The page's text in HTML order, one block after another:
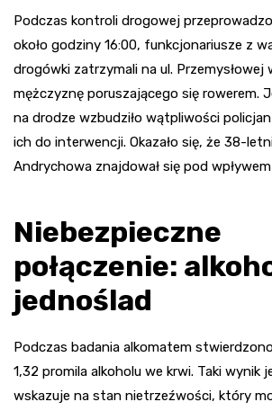
Podczas kontroli drogowej
około godziny 16:00, funkcjonariusze z
drogówki zatrzymali na ul. Przemysłowej
mężczyznę poruszającego się rowerem.
na drodze wzbudziło wątpliwości
ich do interwencji. Okazało się, że 38-
Andrychowa znajdował się pod
Niebezpieczne
połączenie:
jednoślad
Podczas badania alkomatem
1,32 promila alkoholu we krwi. Taki wynik
wskazuje na stan nietrzeźwości, który